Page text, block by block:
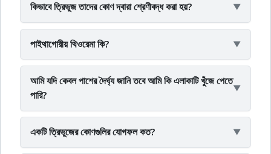
কিভাবে ত্রিভুজ তাদের কোণ দ্বারা শ্রেণীবদ্ধ করা হয়?
পাইথাগোরীয় থিওরেমা কি?
আমি যদি কেবল পাশের দৈর্ঘ্য জানি তবে আমি কি এলাকাটি খুঁজে পেতে
পারি?
একটি ত্রিভুজের কোণগুলির যোগফল কত?